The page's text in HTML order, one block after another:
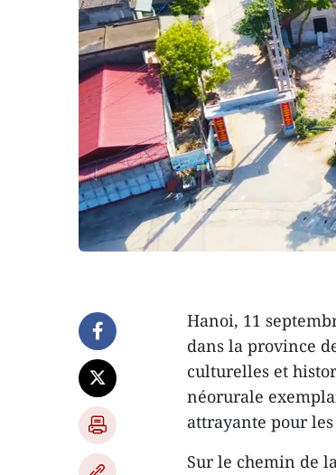
Hanoi, 11
dans la province
culturelles et
néorurale
attrayante pour
Sur le chemin de